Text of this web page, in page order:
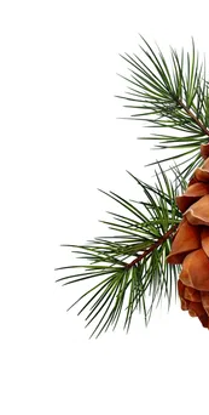
ОДНОЛЕТНИЕ
ВОЙТИ